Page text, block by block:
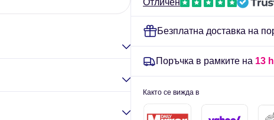
Отличен
Безплатна доставка на
Поръчка в рамките на 13
Както се вижда в